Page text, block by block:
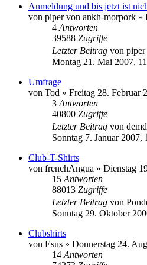
Anmeldung und bis jetzt ist
von piper von ankh-morpork »
4 Antworten
39588 Zugriffe
Letzter Beitrag von
Montag 21. Mai 2007,
Umfrage
von Tod » Freitag 28. Februar
3 Antworten
40800 Zugriffe
Letzter Beitrag von
Sonntag 7. Januar 2007,
Club-T-Shirts
von frenchAngua » Dienstag
15 Antworten
88013 Zugriffe
Letzter Beitrag von
Sonntag 29. Oktober
Clubshirts
von Esus » Donnerstag 24.
14 Antworten